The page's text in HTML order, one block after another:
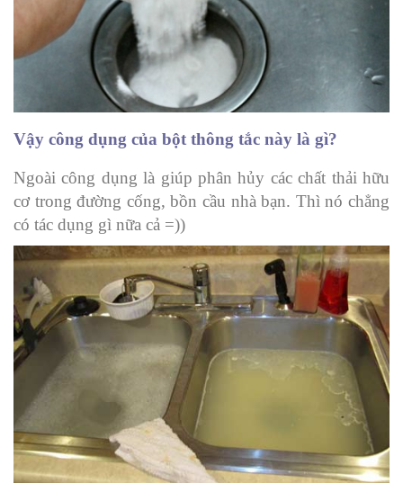
Vậy công dụng của bột thông tắc này là gì?
Ngoài công dụng là giúp phân hủy các chất thải hữu
cơ trong đường cống, bồn cầu nhà bạn. Thì nó chẳng
có tác dụng gì nữa cả =))